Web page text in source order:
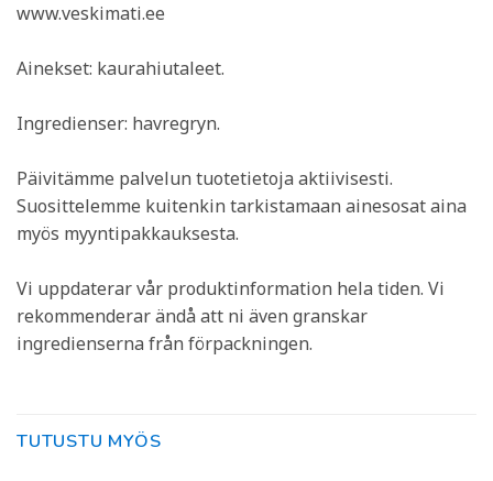
www.veskimati.ee
Ainekset: kaurahiutaleet.
Ingredienser: havregryn.
Päivitämme palvelun tuotetietoja aktiivisesti.
Suosittelemme kuitenkin tarkistamaan ainesosat aina
myös myyntipakkauksesta.
Vi uppdaterar vår produktinformation hela tiden. Vi
rekommenderar ändå att ni även granskar
ingredienserna från förpackningen.
TUTUSTU MYÖS